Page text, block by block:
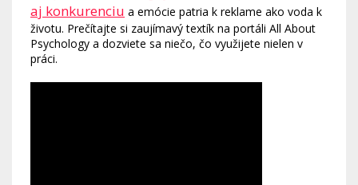
aj konkurenciu a emócie patria k reklame ako voda k
životu. Prečítajte si zaujímavý textík na portáli All About
Psychology a dozviete sa niečo, čo využijete nielen v
práci.